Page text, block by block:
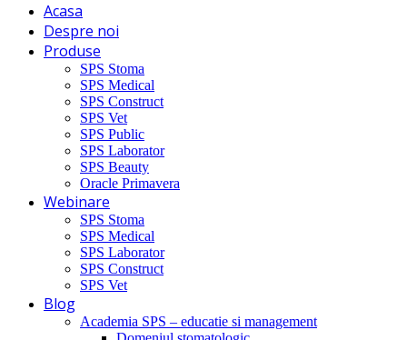
Acasa
Despre noi
Produse
SPS Stoma
SPS Medical
SPS Construct
SPS Vet
SPS Public
SPS Laborator
SPS Beauty
Oracle Primavera
Webinare
SPS Stoma
SPS Medical
SPS Laborator
SPS Construct
SPS Vet
Blog
Academia SPS – educatie si management